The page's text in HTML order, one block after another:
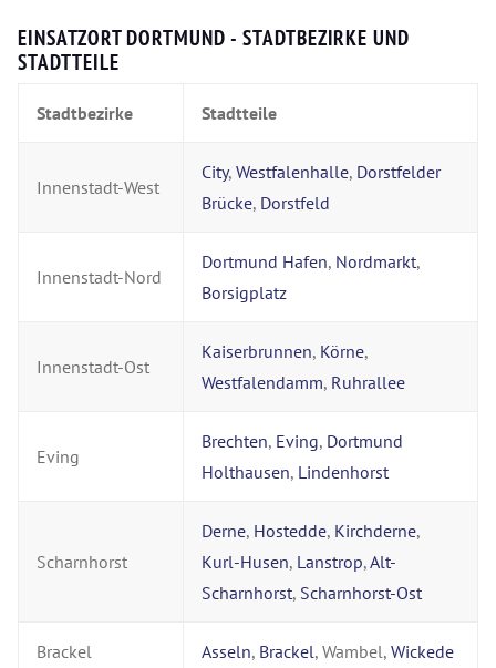
EINSATZORT DORTMUND - STADTBEZIRKE UND
STADTTEILE
Stadtbezirke Stadtteile
Innenstadt-West
City, Westfalenhalle, Dorstfelder
Brücke, Dorstfeld
Innenstadt-Nord
Dortmund Hafen, Nordmarkt,
Borsigplatz
Innenstadt-Ost
Kaiserbrunnen, Körne,
Westfalendamm, Ruhrallee
Eving
Brechten, Eving, Dortmund
Holthausen, Lindenhorst
Scharnhorst
Derne, Hostedde, Kirchderne,
Kurl-Husen, Lanstrop,Alt-
Scharnhorst, Scharnhorst-Ost
Brackel Asseln, Brackel, Wambel, Wickede